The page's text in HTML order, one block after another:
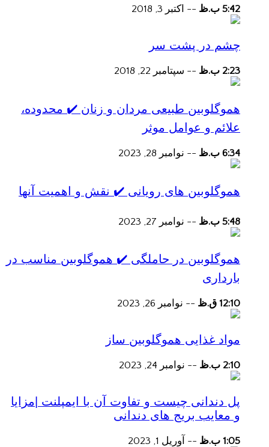
5:42 ب.ظ -- اکتبر 3, 2018
چشم در پشت سر
2:23 ب.ظ -- سپتامبر 22, 2018
هموگلوبین طبیعی مردان و زنان ✔️ محدوده،
علائم و عوامل موثر
6:34 ب.ظ -- نوامبر 28, 2023
هموگلوبین های رویانی ✔️ نقش و اهمیت آنها
5:48 ب.ظ -- نوامبر 27, 2023
هموگلوبین در حاملگی ✔️ هموگلوبین مناسب در
بارداری
12:10 ق.ظ -- نوامبر 26, 2023
مواد غذایی هموگلوبین ساز
2:10 ب.ظ -- نوامبر 24, 2023
پل دندانی چیست و تفاوت آن با ایمپلنت |مزایا
و معایب بریج های دندانی
1:05 ب.ظ -- آوریل 1, 2023